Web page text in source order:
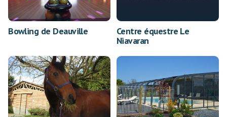
Bowling de Deauville
Centre équestre Le
Niavaran